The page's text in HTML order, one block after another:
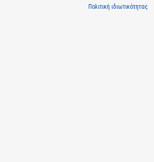
Πολιτική ιδιωτικότητας